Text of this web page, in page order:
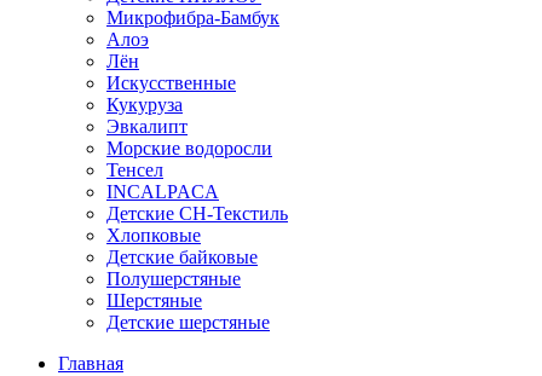
Микрофибра-Бамбук
Алоэ
Лён
Искусственные
Кукуруза
Эвкалипт
Морские водоросли
Тенсел
INCALPACA
Детские СН-Текстиль
Хлопковые
Детские байковые
Полушерстяные
Шерстяные
Детские шерстяные
Главная